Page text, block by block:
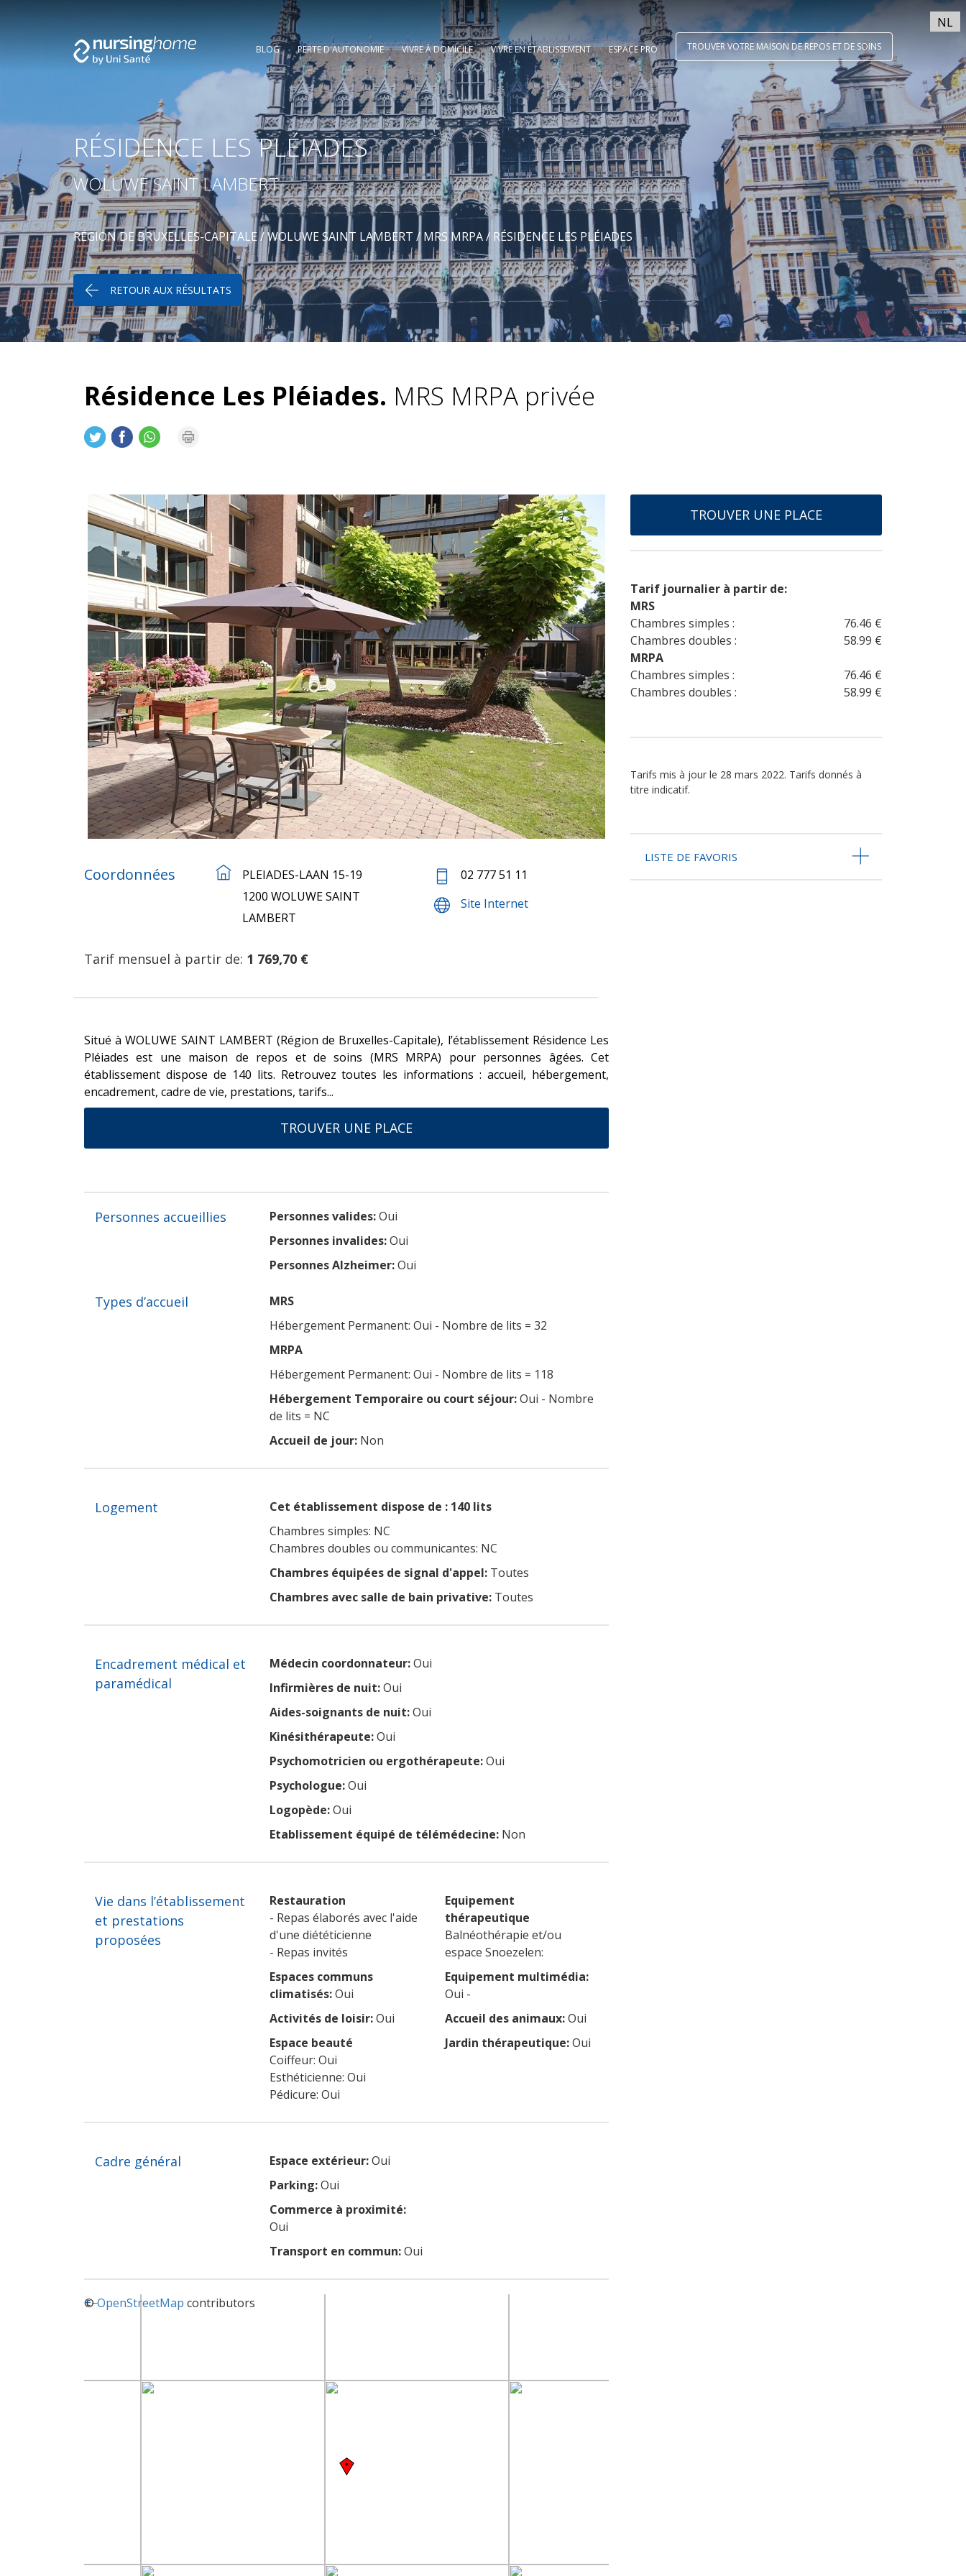
NL
BLOG PERTE D'AUTONOMIE VIVRE À DOMICILE VIVRE EN ÉTABLISSEMENT ESPACE PRO TROUVER VOTRE MAISON DE REPOS ET DE SOINS
RÉSIDENCE LES PLÉIADES
WOLUWE SAINT LAMBERT
RÉGION DE BRUXELLES-CAPITALE/WOLUWE SAINT LAMBERT / MRS MRPA/ RÉSIDENCE LES PLÉIADES
RETOUR AUX RÉSULTATS
Résidence Les Pléiades. MRS MRPA privée
Coordonnées
PLEIADES-LAAN 15-19
1200 WOLUWE SAINT
LAMBERT
02 777 51 11
Site Internet
Tarif mensuel à partir de: 1 769,70 €
Situé à WOLUWE SAINT LAMBERT (Région de Bruxelles-Capitale), l’établissement Résidence Les
Pléiades est une maison de repos et de soins (MRS MRPA) pour personnes âgées. Cet
établissement dispose de 140 lits. Retrouvez toutes les informations : accueil, hébergement,
encadrement, cadre de vie, prestations, tarifs...
TROUVER UNE PLACE
Personnes accueillies Personnes valides:Oui
Personnes invalides:Oui
Personnes Alzheimer:Oui
Types d’accueil
MRS
Hébergement Permanent: Oui - Nombre de lits = 32
MRPA
Hébergement Permanent: Oui - Nombre de lits = 118
Hébergement Temporaire ou court séjour:Oui - Nombre
de lits = NC
Accueil de jour: Non
Logement
Cet établissement dispose de : 140 lits
Chambres simples: NC
Chambres doubles ou communicantes: NC
Chambres équipées de signal d'appel: Toutes
Chambres avec salle de bain privative: Toutes
Encadrement médical et
paramédical
Médecin coordonnateur:Oui
Infirmières de nuit:Oui
Aides-soignants de nuit:Oui
Kinésithérapeute:Oui
Psychomotricien ou ergothérapeute:Oui
Psychologue:Oui
Logopède:Oui
Etablissement équipé de télémédecine: Non
Vie dans l’établissement
et prestations
proposées
Restauration
- Repas élaborés avec l'aide
d'une diététicienne
- Repas invités
Espaces communs
climatisés:Oui
Activités de loisir:Oui
Espace beauté
Coiffeur: Oui
Esthéticienne: Oui
Pédicure: Oui
Equipement
thérapeutique
Balnéothérapie et/ou
espace Snoezelen:
Equipement multimédia:
Oui -
Accueil des animaux:Oui
Jardin thérapeutique:Oui
Cadre général Espace extérieur:Oui
Parking:Oui
Commerce à proximité:
Oui
Transport en commun:Oui
+−
©OpenStreetMap contributors
TROUVER UNE PLACE
Tarif journalier à partir de:
MRS
Chambres simples :
76.46 €
Chambres doubles :
58.99 €
MRPA
Chambres simples :
76.46 €
Chambres doubles :
58.99 €
Tarifs mis à jour le 28 mars 2022. Tarifs donnés à
titre indicatif.
LISTE DE FAVORIS